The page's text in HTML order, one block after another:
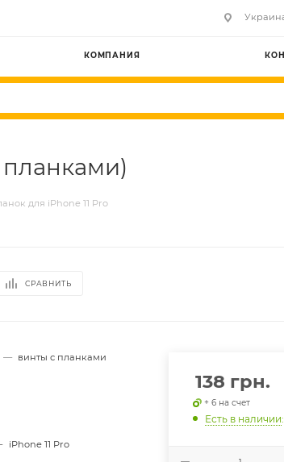
КОМПАНИЯ
планками)
для iPhone 11 Pro
СРАВНИТЬ
— винты с планками
iPhone 11 Pro
138 грн.
+ 6 на счет
Есть в наличии